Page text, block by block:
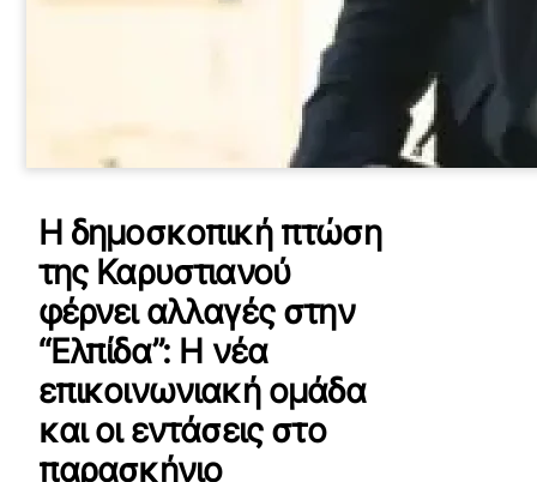
Η δημοσκοπική πτώση
της Καρυστιανού
φέρνει αλλαγές στην
“Ελπίδα”: Η νέα
επικοινωνιακή ομάδα
και οι εντάσεις στο
παρασκήνιο